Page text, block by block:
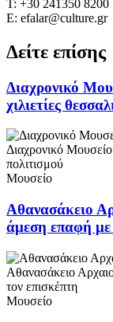
Τ: +30 241350 8200
Ε: efalar@culture.gr
Δείτε επίσης
Διαχρονικό
χιλιετίες
Διαχρονικό Μουσείο
πολιτισμού
Μουσείο
Αθανασάκειο
άμεση επαφή με
Αθανασάκειο
τον επισκέπτη
Μουσείο